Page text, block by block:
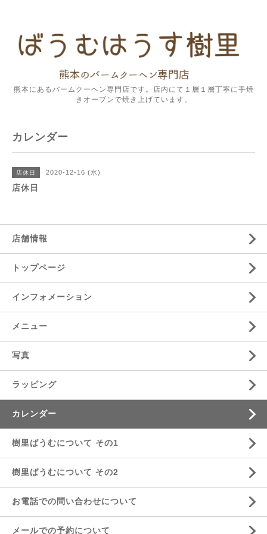
熊本にあるバームクーヘン専門店です。店内にて１層１層丁寧に手焼
きオーブンで焼き上げています。
カレンダー
店休日 2020-12-16 (水)
店休日
店舗情報
トップページ
インフォメーション
メニュー
写真
ラッピング
カレンダー
樹里ばうむについて その1
樹里ばうむについて その2
お電話での問い合わせについて
メールでの予約について